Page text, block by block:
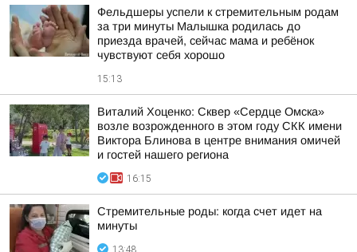
Фельдшеры успели к стремительным родам
за три минуты Малышка родилась до
приезда врачей, сейчас мама и ребёнок
чувствуют себя хорошо
15:13
Виталий Хоценко: Сквер «Сердце Омска»
возле возрожденного в этом году СКК имени
Виктора Блинова в центре внимания омичей
и гостей нашего региона
16:15
Стремительные роды: когда счет идет на
минуты
13:48